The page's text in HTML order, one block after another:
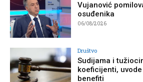
Vujanović
osuđenika
06/08/2026
Društvo
Sudijama i
koeficijenti,
benefiti